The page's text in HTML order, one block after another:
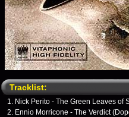
Tracklist:
Nick Perito - The Green Leaves of
Ennio Morricone - The Verdict